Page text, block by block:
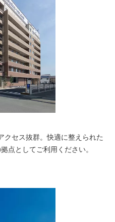
クセス抜群。快適に整えられた
点としてご利用ください。